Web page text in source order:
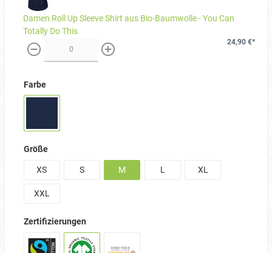
Damen Roll Up Sleeve Shirt aus Bio-Baumwolle - You Can
Totally Do This
weniger mehr
24,90 €*
Farbe
Größe
XS
S M L XL
XXL
Zertifizierungen